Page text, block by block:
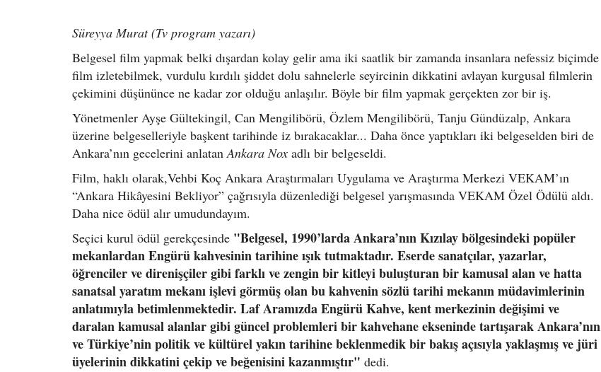
Süreyya Murat (Tv program yazarı)
Belgesel film yapmak belki dışardan kolay gelir ama iki saatlik bir zamanda insanlara nefessiz biçimde
film izletebilmek, vurdulu kırdılı şiddet dolu sahnelerle seyircinin dikkatini avlayan kurgusal filmlerin
çekimini düşününce ne kadar zor olduğu anlaşılır. Böyle bir film yapmak gerçekten zor bir iş.
Yönetmenler Ayşe Gültekingil, Can Mengilibörü, Özlem Mengilibörü, Tanju Gündüzalp, Ankara
üzerine belgeselleriyle başkent tarihinde iz bırakacaklar... Daha önce yaptıkları iki belgeselden biri de
Ankara’nın gecelerini anlatanAnkara Nox adlı bir belgeseldi.
Film, haklı olarak,Vehbi Koç Ankara Araştırmaları Uygulama ve Araştırma Merkezi VEKAM’ın
“Ankara Hikâyesini Bekliyor” çağrısıyla düzenlediği belgesel yarışmasında VEKAM Özel Ödülü aldı.
Daha nice ödül alır umudundayım.
Seçici kurul ödül gerekçesinde "Belgesel, 1990’larda Ankara’nın Kızılay bölgesindeki popüler
mekanlardan Engürü kahvesinin tarihine ışık tutmaktadır. Eserde sanatçılar, yazarlar,
öğrenciler ve direnişçiler gibi farklı ve zengin bir kitleyi buluşturan bir kamusal alan ve hatta
sanatsal yaratım mekanı işlevi görmüş olan bu kahvenin sözlü tarihi mekanın müdavimlerinin
anlatımıyla betimlenmektedir. Laf Aramızda Engürü Kahve, kent merkezinin değişimi ve
daralan kamusal alanlar gibi güncel problemleri bir kahvehane ekseninde tartışarak Ankara’nın
ve Türkiye’nin politik ve kültürel yakın tarihine beklenmedik bir bakış açısıyla yaklaşmış ve jüri
üyelerinin dikkatini çekip ve beğenisini kazanmıştır" dedi.